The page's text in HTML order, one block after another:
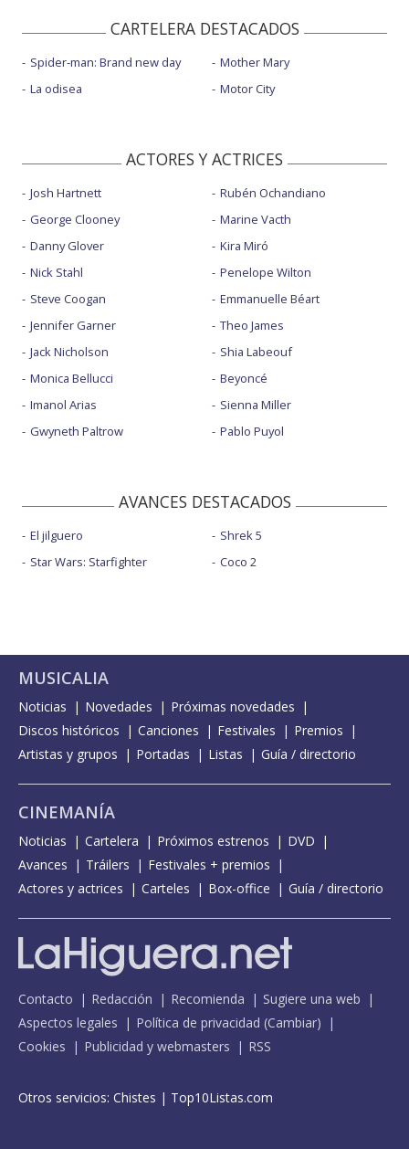
CARTELERA DESTACADOS
Spider-man: Brand new day
La odisea
Mother Mary
Motor City
ACTORES Y ACTRICES
Josh Hartnett
George Clooney
Danny Glover
Nick Stahl
Steve Coogan
Jennifer Garner
Jack Nicholson
Monica Bellucci
Imanol Arias
Gwyneth Paltrow
Rubén Ochandiano
Marine Vacth
Kira Miró
Penelope Wilton
Emmanuelle Béart
Theo James
Shia Labeouf
Beyoncé
Sienna Miller
Pablo Puyol
AVANCES DESTACADOS
El jilguero
Star Wars: Starfighter
Shrek 5
Coco 2
MUSICALIA
Noticias Novedades
Próximas novedades
Discos históricos
Canciones Festivales
Premios
Artistas y grupos
Portadas Listas Guía / directorio
CINEMANÍA
Noticias Cartelera Próximos estrenos
DVD
Avances
Tráilers
Festivales + premios
Actores y actrices
Carteles Box-office Guía / directorio
Contacto Redacción Recomienda
Sugiere una web
Aspectos legales
Política de privacidad (Cambiar)
Cookies
Publicidad y webmasters RSS
Otros servicios: Chistes | Top10Listas.com